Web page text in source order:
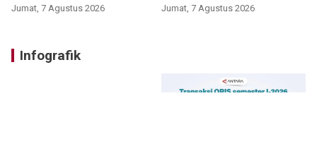
Jumat, 7 Agustus 2026 Jumat, 7 Agustus 2026
Infografik